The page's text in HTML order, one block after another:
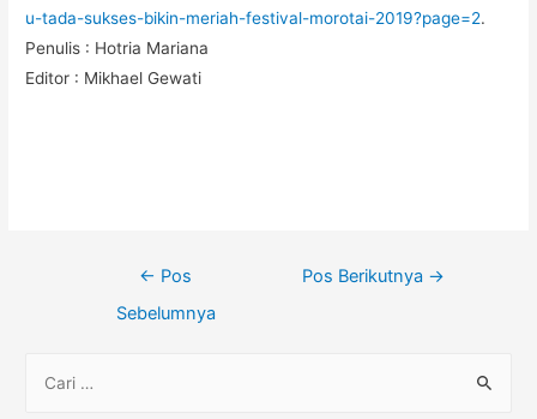
u-tada-sukses-bikin-meriah-festival-morotai-2019?page=2.
Penulis : Hotria Mariana
Editor : Mikhael Gewati
← Pos
Sebelumnya
Pos Berikutnya →